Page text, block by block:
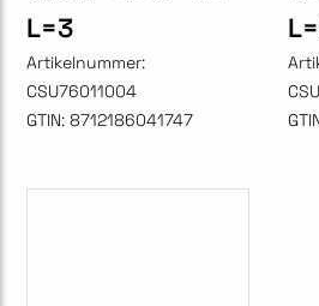
L=3
Artikelnummer:
CSU76011004
GTIN: 8712186041747